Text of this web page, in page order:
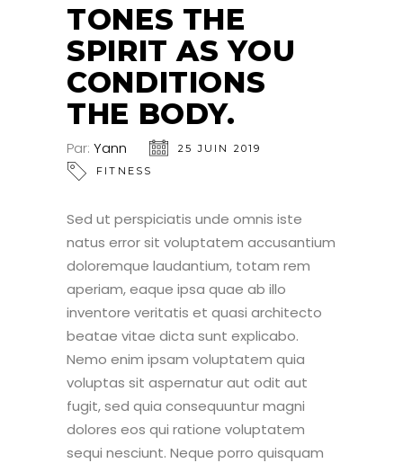
TONES THE
SPIRIT AS YOU
CONDITIONS
THE BODY.
Par: Yann
25 JUIN 2019
FITNESS
Sed ut perspiciatis unde omnis iste
natus error sit voluptatem accusantium
doloremque laudantium, totam rem
aperiam, eaque ipsa quae ab illo
inventore veritatis et quasi architecto
beatae vitae dicta sunt explicabo.
Nemo enim ipsam voluptatem quia
voluptas sit aspernatur aut odit aut
fugit, sed quia consequuntur magni
dolores eos qui ratione voluptatem
sequi nesciunt. Neque porro quisquam